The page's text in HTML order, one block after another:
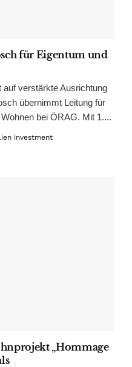
für Eigentum und
verstärkte Ausrichtung
übernimmt Leitung für
bei ÖRAG. Mit 1....
investment
„Hommage